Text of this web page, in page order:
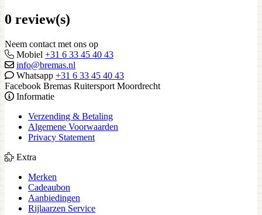
0 review(s)
Neem contact met ons op
Mobiel +31 6 33 45 40 43
info@bremas.nl
Whatsapp +31 6 33 45 40 43
Facebook Bremas Ruitersport Moordrecht
Informatie
Verzending & Betaling
Algemene Voorwaarden
Privacy Statement
Extra
Merken
Cadeaubon
Aanbiedingen
Rijlaarzen Service